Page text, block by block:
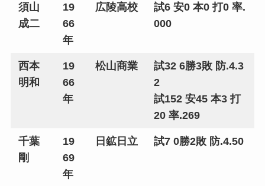
須山
成二
19
66
年
広陵高校
試6 安0 本0 打0 率.
000
西本
明和
19
66
年
松山商業
試32 6勝3敗 防.4.3
2
試152 安45 本3 打
20 率.269
千葉
剛
19
69
年
日鉱日立 試7 0勝2敗 防.4.50